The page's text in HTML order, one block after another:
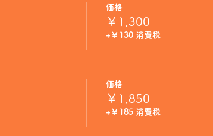
価格
￥1,300
+￥130 消費税
価格
￥1,850
+￥185 消費税